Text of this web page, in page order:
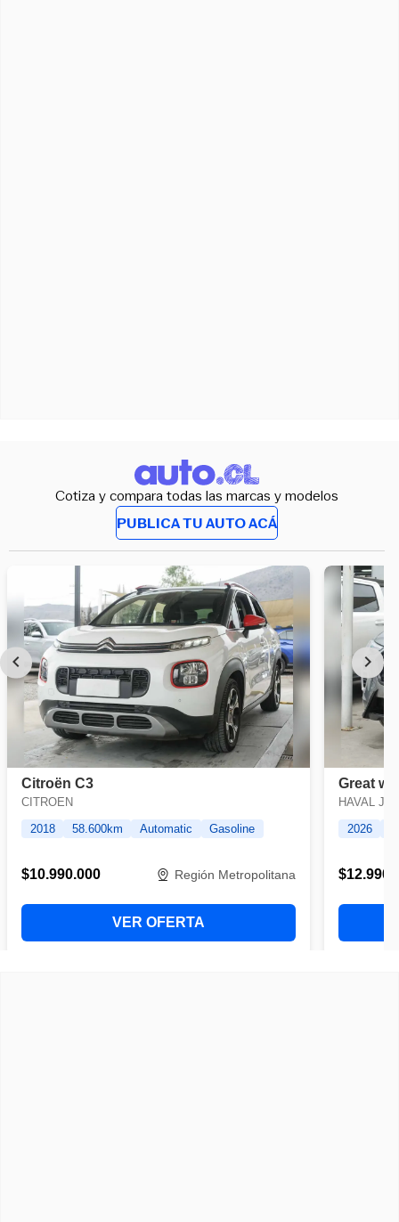
Cotiza y compara todas las marcas y modelos
PUBLICA TU AUTO ACÁ